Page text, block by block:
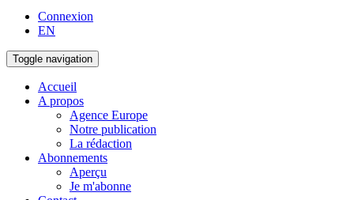
Connexion
EN
Toggle navigation
Accueil
A propos
Agence Europe
Notre publication
La rédaction
Abonnements
Aperçu
Je m'abonne